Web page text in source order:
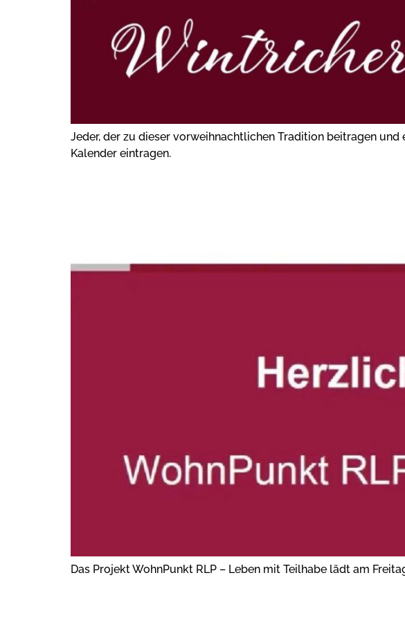
Jeder, der zu dieser vorweihnachtlichen Tradition beitragen und
Kalender eintragen.
Das Projekt WohnPunkt RLP – Leben mit Teilhabe lädt am